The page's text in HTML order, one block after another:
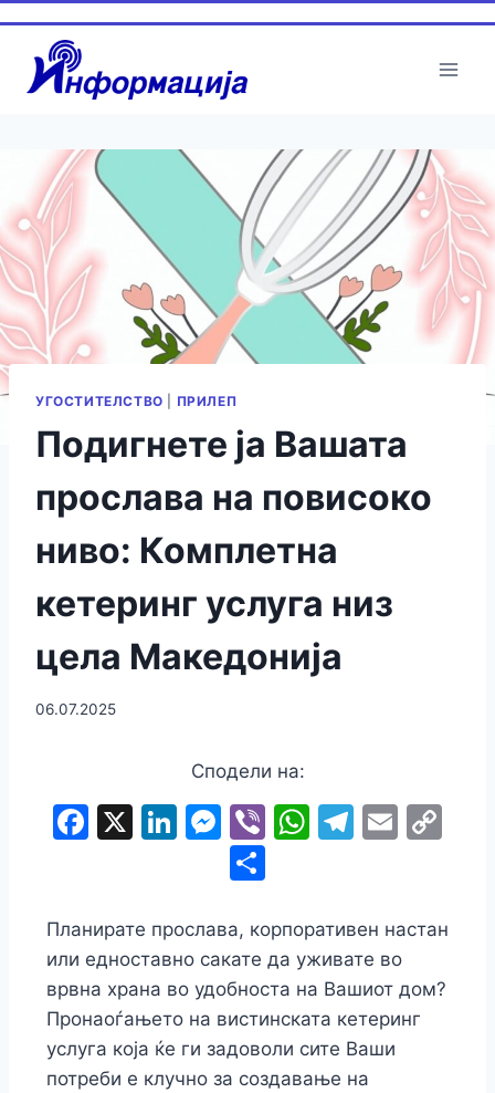
УГОСТИТЕЛСТВО ПРИЛЕП
Подигнете ја Вашата
прослава на повисоко
ниво: Комплетна
кетеринг услуга низ
цела Македонија
06.07.2025
Сподели на:
F
e
b
o
o
k
X Li
e
dI
n
M
e
s
s
e
n
g
er
Vi W
s
A
p
p
T
gr
a
m
E
l
ar
e
Планирате прослава, корпоративен настан
или едноставно сакате да уживате во
врвна храна во удобноста на Вашиот дом?
Пронаоѓањето на вистинската кетеринг
услуга која ќе ги задоволи сите Ваши
потреби е клучно за создавање на